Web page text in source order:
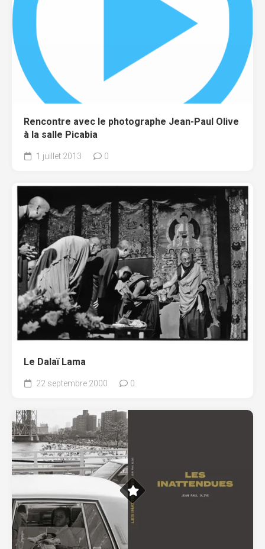
Rencontre avec le photographe Jean-Paul Olive
à la salle Picabia
1 juillet 2013 0
Le Dalaï Lama
22 septembre 2000 0